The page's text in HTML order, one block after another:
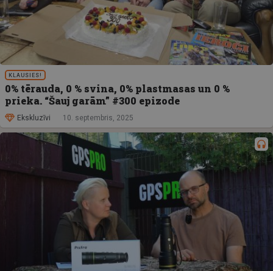
KLAUSIES!
0% tērauda, 0 % svina, 0% plastmasas un 0 %
prieka. “Šauj garām” #300 epizode
Ekskluzīvi 10. septembris, 2025